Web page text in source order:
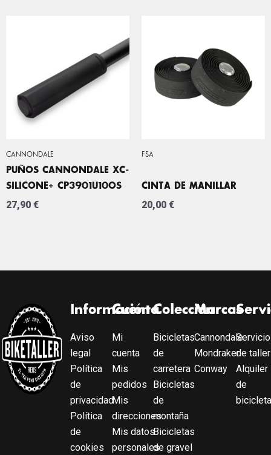
CANNONDALE
PUÑOS CANNONDALE XC-
SILICONE+ CP3901U10OS
27,90 €
FSA
CINTA DE MANILLAR
20,00 €
Información
Aviso
legal
Política
de
privacidad
Política
de
cookies
Cuenta
Mi
cuenta
Mis
pedidos
Mis
direcciones
Mis datos
personales
Colección
Bicicletas
de
carretera
Bicicletas
de
montaña
Bicicletas
de gravel
Marcas
Cannondale
Mondraker
Conway
Servicio
de taller
Alquiler
de